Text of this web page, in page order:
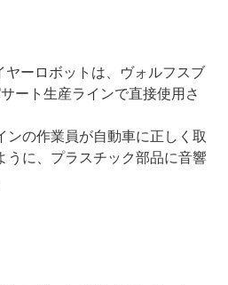
ヤーロボットは、ヴォルフスブ
ート生産ラインで直接使用さ
ンの作業員が自動車に正しく取
うに、プラスチック部品に音響